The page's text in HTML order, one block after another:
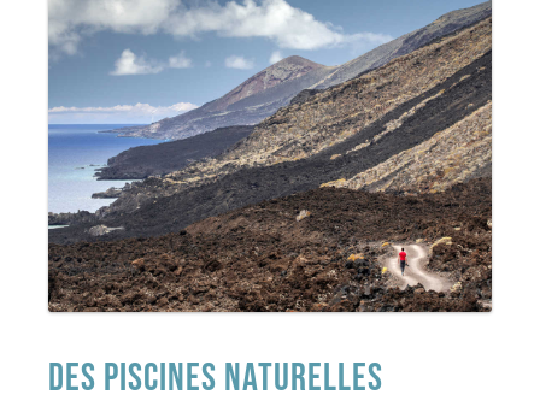
DES PISCINES NATURELLES